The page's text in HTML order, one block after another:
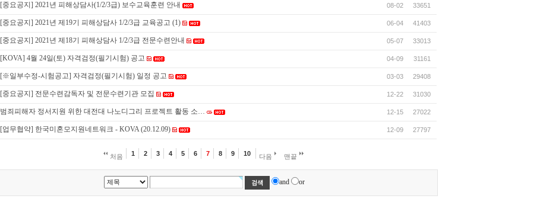
[중요공지] 2021년 피해상담사(1/2/3급) 보수교육훈련 안내 08-02 33651
[중요공지] 2021년 제19기 피해상담사 1/2/3급 교육공고 (1) 06-04 41403
[중요공지] 2021년 제18기 피해상담사 1/2/3급 전문수련안내 05-07 33013
[KOVA] 4월 24일(토) 자격검정(필기시험) 공고 04-09 31161
[※일부수정-시험공고] 자격검정(필기시험) 일정 공고 03-03 29408
[중요공지] 전문수련감독자 및 전문수련기관 모집 12-22 31030
범죄피해자 정서지원 위한 대전대 나노디그리 프로젝트 활동 소… 12-15 27022
[업무협약] 한국미혼모지원네트워크 - KOVA (20.12.09) 12-09 27797
처음 1 2 3 4 5 6 7 8 9 10 다음 맨끝
and or